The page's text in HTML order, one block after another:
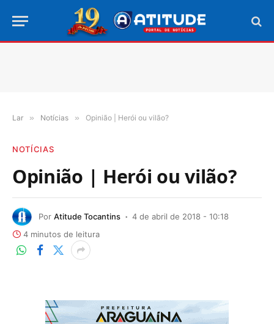
Lar » Notícias » Opinião | Herói ou vilão?
NOTÍCIAS
Opinião | Herói ou vilão?
Por Atitude Tocantins
4 de abril de 2018 - 10:18
4 minutos de leitura